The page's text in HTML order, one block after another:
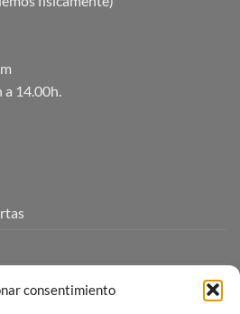
consentimiento
a 14.00h.